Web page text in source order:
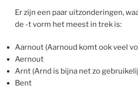
Er zijn een paar uitzonderingen,
de -t vorm het meest in trek is:
Aarnout (Aarnoud komt ook veel
Aernout
Arnt (Arnd is bijna net zo
Bent